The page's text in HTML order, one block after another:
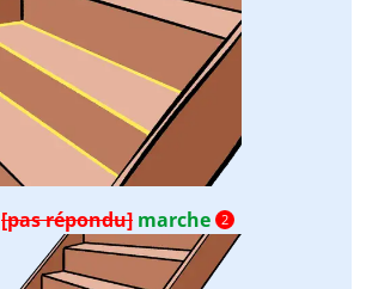
[pas répondu] marche 2